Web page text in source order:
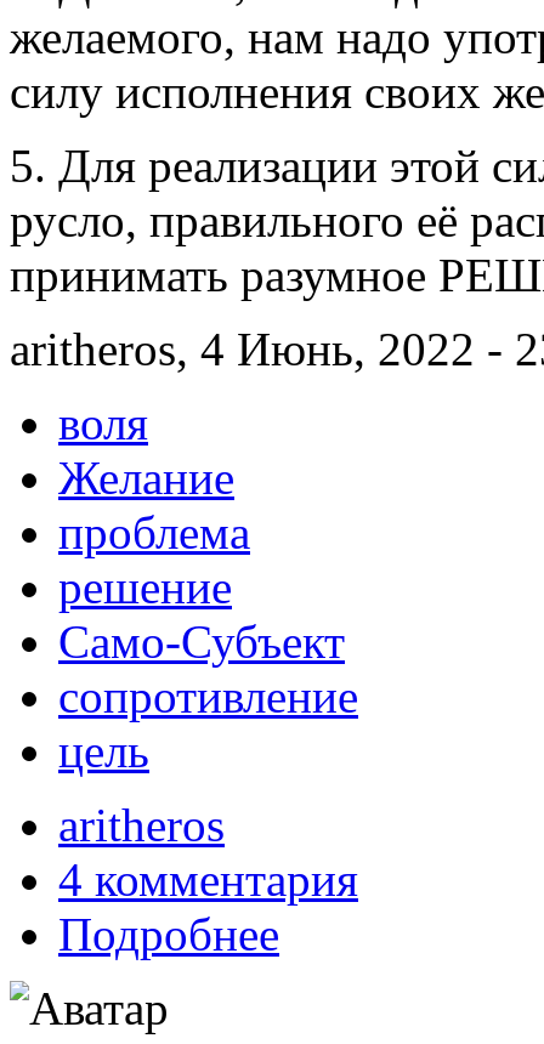
желаемого, нам надо
силу исполнения своих
5. Для реализации этой
русло, правильного её
принимать разумное
aritheros, 4 Июнь, 2022 -
воля
Желание
проблема
решение
Само-Субъект
сопротивление
цель
aritheros
4 комментария
Подробнее